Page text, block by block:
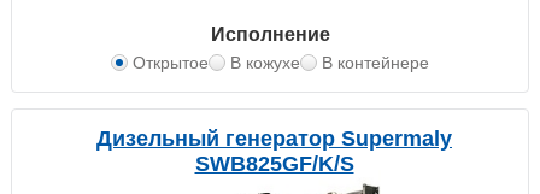
Исполнение
Открытое В кожухе В контейнере
Дизельный генератор Supermaly
SWB825GF/K/S